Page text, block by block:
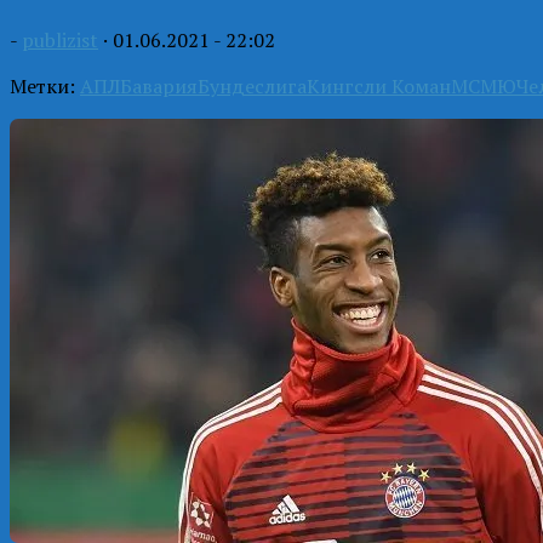
- publizist · 01.06.2021 - 22:02
Метки: АПЛБаварияБундеслигаКингсли КоманМСМЮ